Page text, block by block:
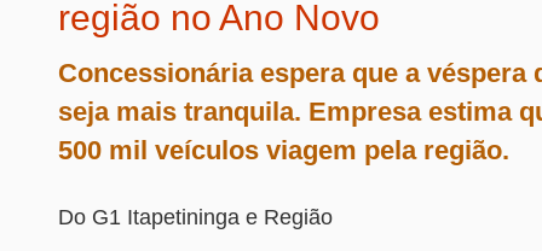
região no Ano Novo
Concessionária espera que a véspera
seja mais tranquila. Empresa estima
500 mil veículos viagem pela região.
Do G1 Itapetininga e Região